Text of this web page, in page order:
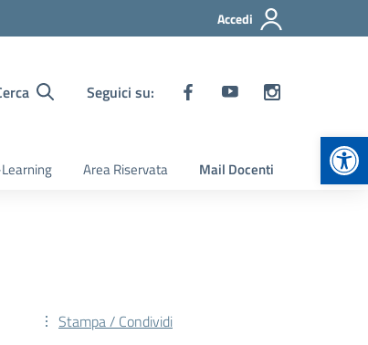
Accedi
Seguici su:
Area Riservata Mail Docenti
Stampa / Condividi